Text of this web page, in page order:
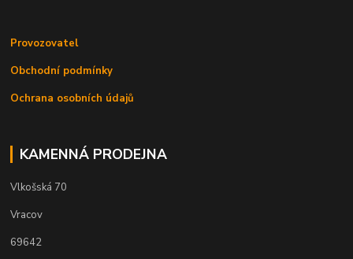
Provozovatel
Obchodní podmínky
Ochrana osobních údajů
KAMENNÁ PRODEJNA
Vlkošská 70
Vracov
69642